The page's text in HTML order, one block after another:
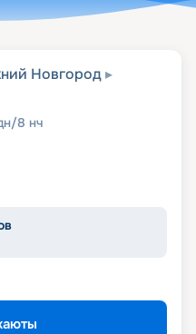
Новгород
/8 нч